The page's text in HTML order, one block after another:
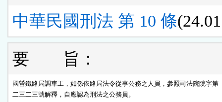
中華民國刑法 第 10 條
要 旨：
國營鐵路局調車工，如係依路局法令從事公務之人員，參照司法院院字第
二三二三號解釋，自應認為刑法之公務員。